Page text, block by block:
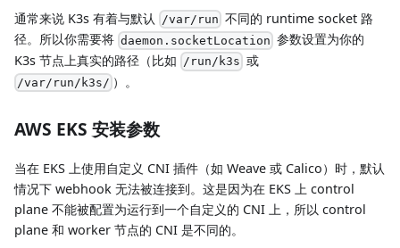
通常来说 K3s 有着与默认 /var/run 不同的 runtime socket 路
径。所以你需要将 daemon.socketLocation 参数设置为你的
K3s 节点上真实的路径（比如 /run/k3s 或
/var/run/k3s/ ）。
AWS EKS 安装参数
当在 EKS 上使用自定义 CNI 插件（如 Weave 或 Calico）时，默认
情况下 webhook 无法被连接到。这是因为在 EKS 上 control
plane 不能被配置为运行到一个自定义的 CNI 上，所以 control
plane 和 worker 节点的 CNI 是不同的。